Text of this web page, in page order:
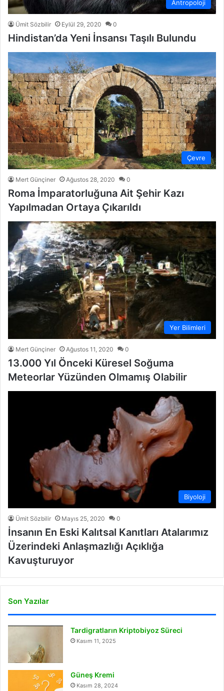
Antropoloji
Ümit Sözbilir Eylül 29, 2020 0
Hindistan’da Yeni İnsansı Taşılı Bulundu
Çevre
Mert Günçiner Ağustos 28, 2020 0
Roma İmparatorluğuna Ait Şehir Kazı
Yapılmadan Ortaya Çıkarıldı
Yer Bilimleri
Mert Günçiner Ağustos 11, 2020 0
13.000 Yıl Önceki Küresel Soğuma
Meteorlar Yüzünden Olmamış Olabilir
Biyoloji
Ümit Sözbilir Mayıs 25, 2020 0
İnsanın En Eski Kalıtsal Kanıtları Atalarımız
Üzerindeki Anlaşmazlığı Açıklığa
Kavuşturuyor
Son Yazılar
Tardigratların Kriptobiyoz Süreci
Kasım 11, 2025
Güneş Kremi
Kasım 28, 2024